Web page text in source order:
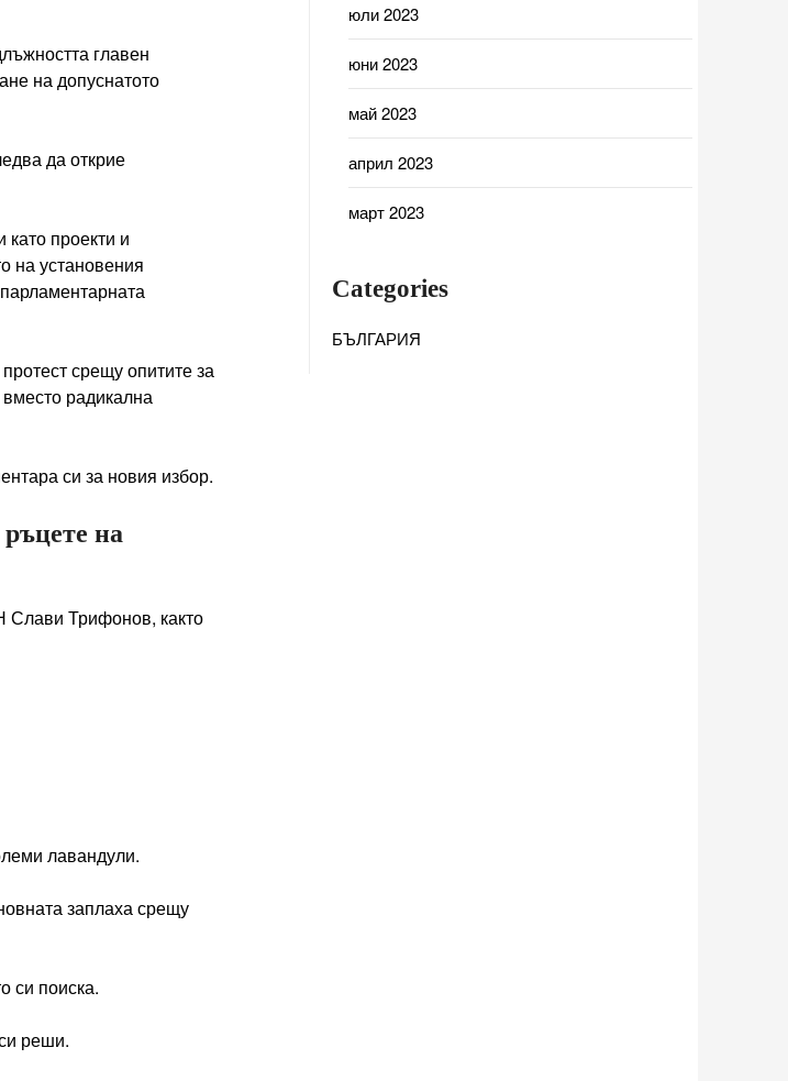
главен
на допуснатото
да открие
проекти и
на установения
срещу опитите за
вместо радикална
си за новия избор.
на
Слави Трифонов, както
лавандули.
заплаха срещу
си поиска.
реши.
юли 2023
юни 2023
май 2023
април 2023
март 2023
Categories
БЪЛГАРИЯ